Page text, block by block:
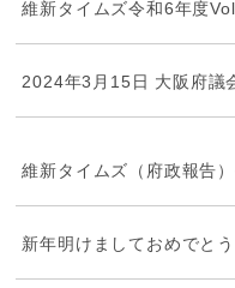
維新タイムズ令和6年度
2024年3月15日 大阪府議
維新タイムズ（府政報告
新年明けましておめでとう